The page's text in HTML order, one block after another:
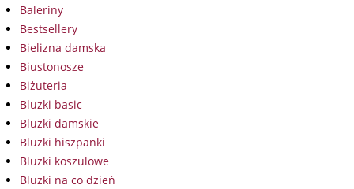
Baleriny
Bestsellery
Bielizna damska
Biustonosze
Biżuteria
Bluzki basic
Bluzki damskie
Bluzki hiszpanki
Bluzki koszulowe
Bluzki na co dzień